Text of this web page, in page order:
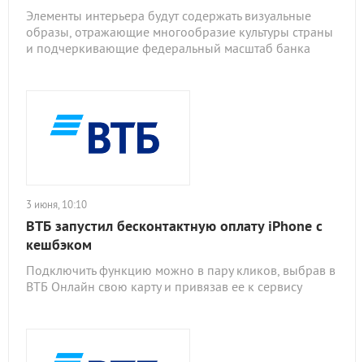
Элементы интерьера будут содержать визуальные
образы, отражающие многообразие культуры страны
и подчеркивающие федеральный масштаб банка
3 июня, 10:10
ВТБ запустил бесконтактную оплату iPhone с
кешбэком
Подключить функцию можно в пару кликов, выбрав в
ВТБ Онлайн свою карту и привязав ее к сервису